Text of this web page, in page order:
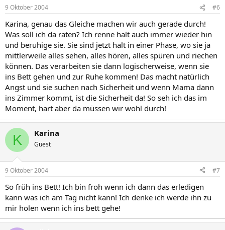
9 Oktober 2004 #6
Karina, genau das Gleiche machen wir auch gerade durch!
Was soll ich da raten? Ich renne halt auch immer wieder hin
und beruhige sie. Sie sind jetzt halt in einer Phase, wo sie ja
mittlerweile alles sehen, alles hören, alles spüren und riechen
können. Das verarbeiten sie dann logischerweise, wenn sie
ins Bett gehen und zur Ruhe kommen! Das macht natürlich
Angst und sie suchen nach Sicherheit und wenn Mama dann
ins Zimmer kommt, ist die Sicherheit da! So seh ich das im
Moment, hart aber da müssen wir wohl durch!
K Karina
Guest
9 Oktober 2004 #7
So früh ins Bett! Ich bin froh wenn ich dann das erledigen
kann was ich am Tag nicht kann! Ich denke ich werde ihn zu
mir holen wenn ich ins bett gehe!